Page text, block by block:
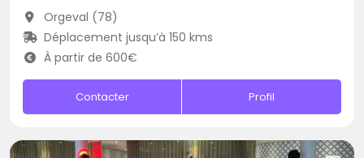
Orgeval (78)
Déplacement jusqu’à 150 kms
À partir de 600€
Contacter Profil